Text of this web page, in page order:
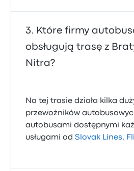
Które firmy
obsługują trasę z
Nitra?
Na tej trasie działa kilka
przewoźników
autobusami dostępnymi
usługami odSlovak Lines,